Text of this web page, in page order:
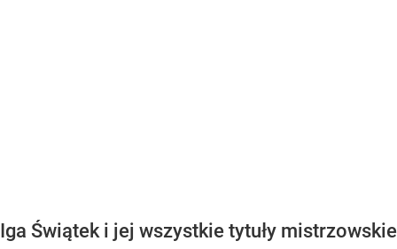
Iga Świątek i jej wszystkie tytuły mistrzowskie